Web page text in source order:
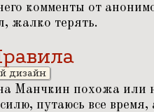
комменты от
жалко терять.
дизайн
Манчкин похожа или
путаюсь все время,